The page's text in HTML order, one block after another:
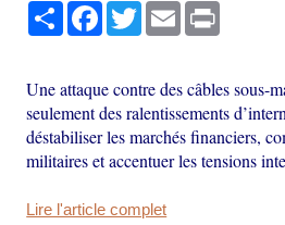
PartagerFacebook
TwitterEmail
Une attaque contre des câbles sous-
seulement des ralentissements
déstabiliser les marchés financiers,
militaires et accentuer les tensions
Lire l'article complet